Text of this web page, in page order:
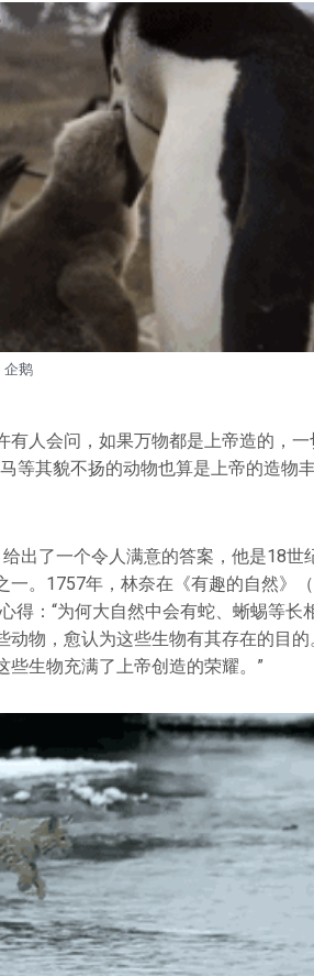
企鹅
人会问，如果万物都是上帝造的，一
等其貌不扬的动物也算是上帝的造物
出了一个令人满意的答案，他是18世
。1757年，林奈在《有趣的自然》
得：“为何大自然中会有蛇、蜥蜴等长
物，愈认为这些生物有其存在的目
生物充满了上帝创造的荣耀。”